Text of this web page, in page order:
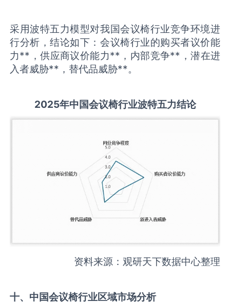
采用波特五力模型对我国会议椅行业竞争环境进
行分析，结论如下：会议椅行业的购买者议价能
力**，供应商议价能力**，内部竞争**，潜在进
入者威胁**，替代品威胁**。
2025年中国会议椅行业波特五力结论
资料来源：观研天下数据中心整理
十、中国会议椅行业区域市场分析